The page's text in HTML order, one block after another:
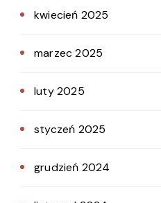
kwiecień 2025
marzec 2025
luty 2025
styczeń 2025
grudzień 2024